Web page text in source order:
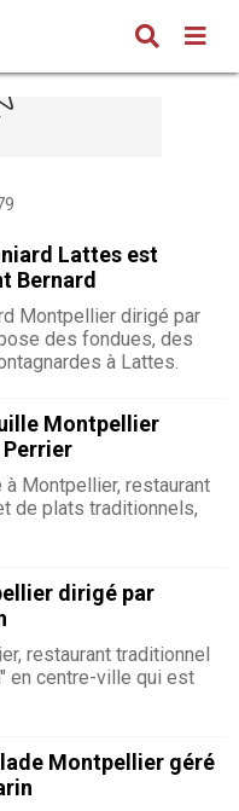
Lattes est
Bernard
Montpellier dirigé par
des fondues, des
à Lattes.
Montpellier
à Montpellier, restaurant
de plats traditionnels,
dirigé par
restaurant traditionnel
en centre-ville qui est
Montpellier géré